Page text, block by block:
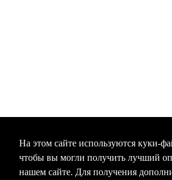
На этом сайте используются куки-
чтобы вы могли получить лучший
нашем сайте. Для получения